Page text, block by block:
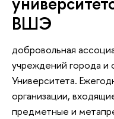
ВШЭ
добровольная
учреждений города и
Университета.
организации,
предметные и